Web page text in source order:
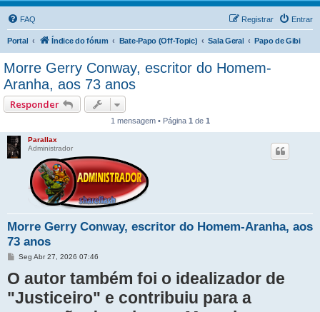
FAQ Entrar
Registrar
Portal Índice do fórum Bate-Papo (Off-Topic) Sala Geral Papo de Gibi
Morre Gerry Conway, escritor do Homem-
Aranha, aos 73 anos
Responder
1 mensagem • Página 1 de 1
Parallax
Administrador
Morre Gerry Conway, escritor do Homem-Aranha, aos
73 anos
M
n
s
g
Seg Abr 27, 2026 07:46
O autor também foi o idealizador de
"Justiceiro" e contribuiu para a